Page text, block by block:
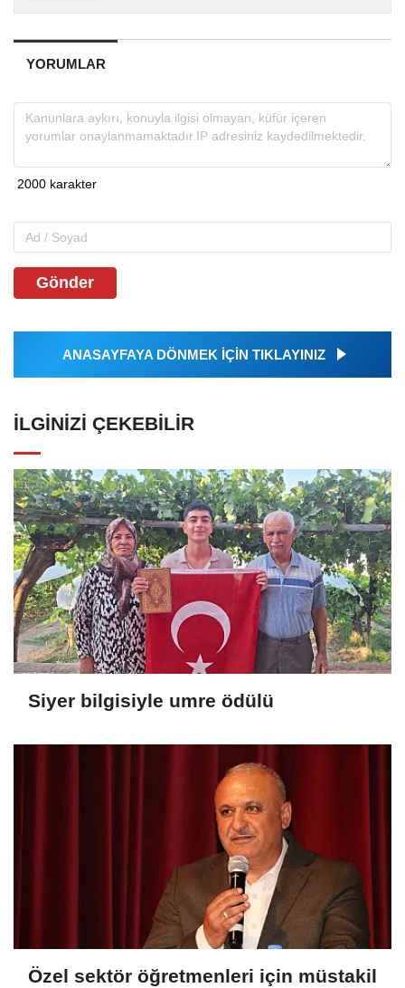
YORUMLAR
Gönder
ANASAYFAYA DÖNMEK İÇİN TIKLAYINIZ
İLGINIZI ÇEKEBILIR
Siyer bilgisiyle umre ödülü
Özel sektör öğretmenleri için müstakil